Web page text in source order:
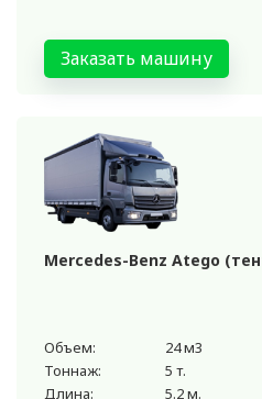
Заказать машину
Mercedes-Benz Atego
Объем:
24 м3
Тоннаж:
5 т.
Длина:
5.2 м.